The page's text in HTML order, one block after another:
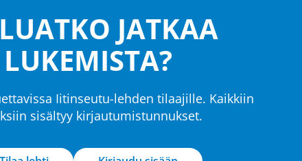
JATKAA
LUKEMISTA?
Iitinseutu-lehden tilaajille. Kaikkiin
sisältyy kirjautumistunnukset.